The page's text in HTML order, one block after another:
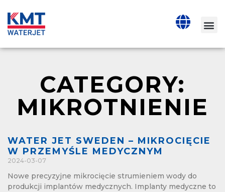
CATEGORY:
MIKROTNIENIE
WATER JET SWEDEN – MIKROCIĘCIE
W PRZEMYŚLE MEDYCZNYM
2024-03-07
Nowe precyzyjne mikrocięcie strumieniem wody do
produkcji implantów medycznych. Implanty medyczne to